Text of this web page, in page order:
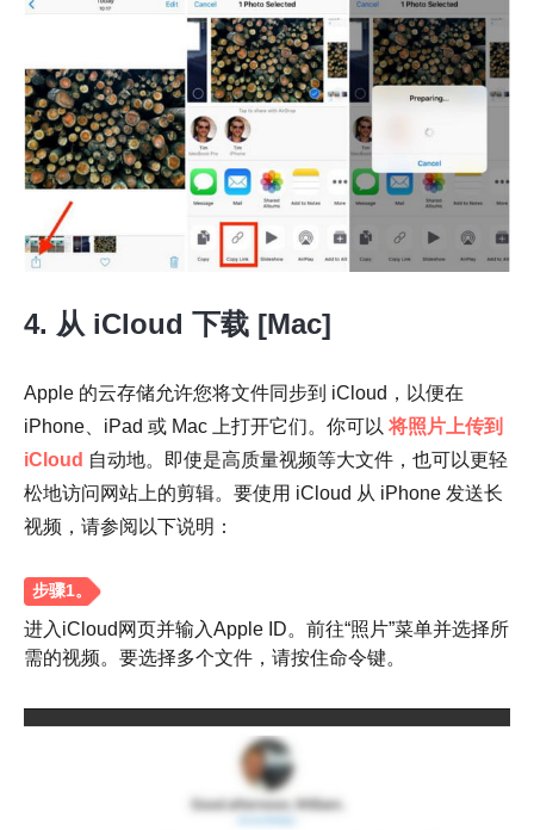
步骤1。
4. 从 iCloud 下载 [Mac]
Apple 的云存储允许您将文件同步到 iCloud，以便在
iPhone、iPad 或 Mac 上打开它们。你可以将照片上传到
iCloud 自动地。即使是高质量视频等大文件，也可以更轻
松地访问网站上的剪辑。要使用 iCloud 从 iPhone 发送长
视频，请参阅以下说明：
进入iCloud网页并输入Apple ID。前往“照片”菜单并选择所
需的视频。要选择多个文件，请按住命令键。